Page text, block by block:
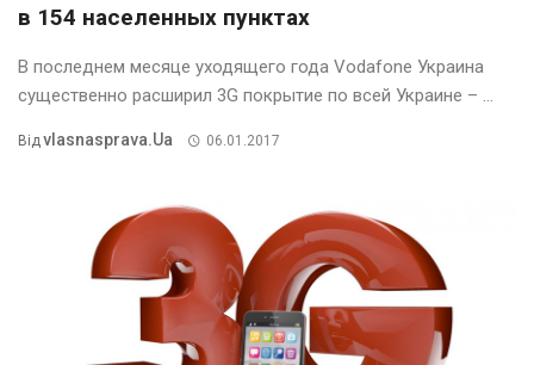
в 154 населенных пунктах
В последнем месяце уходящего года Vodafone Украина
существенно расширил 3G покрытие по всей Украине – ...
ВідVlasnasprava.ua 06.01.2017